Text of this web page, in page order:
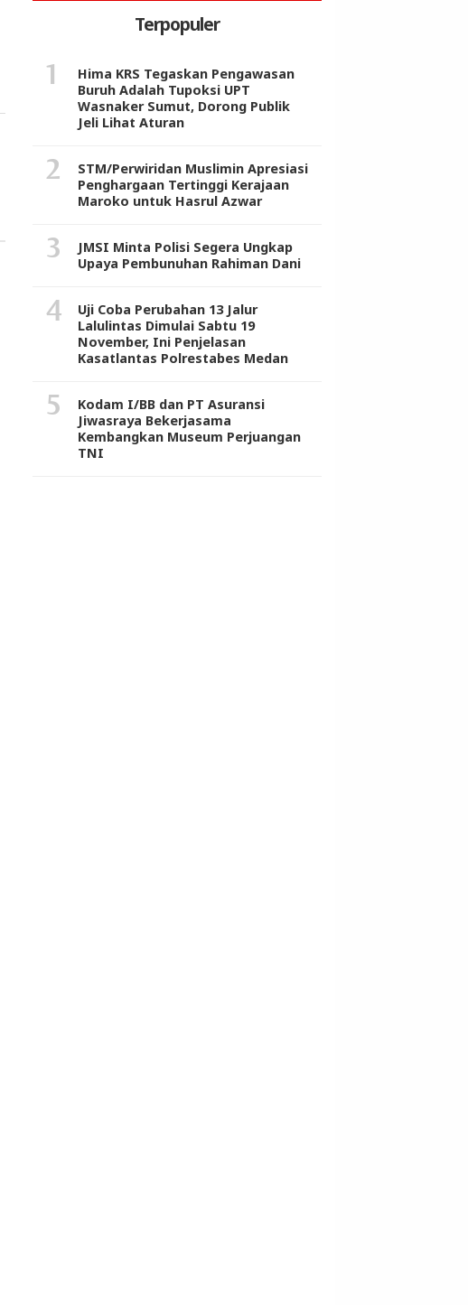
Terpopuler
Hima KRS Tegaskan Pengawasan
Buruh Adalah Tupoksi UPT
Wasnaker Sumut, Dorong Publik
Jeli Lihat Aturan
STM/Perwiridan Muslimin Apresiasi
Penghargaan Tertinggi Kerajaan
Maroko untuk Hasrul Azwar
JMSI Minta Polisi Segera Ungkap
Upaya Pembunuhan Rahiman Dani
Uji Coba Perubahan 13 Jalur
Lalulintas Dimulai Sabtu 19
November, Ini Penjelasan
Kasatlantas Polrestabes Medan
Kodam I/BB dan PT Asuransi
Jiwasraya Bekerjasama
Kembangkan Museum Perjuangan
TNI